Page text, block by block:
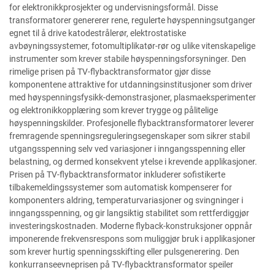
for elektronikkprosjekter og undervisningsformål. Disse
transformatorer genererer rene, regulerte høyspenningsutganger
egnet til å drive katodestrålerør, elektrostatiske
avbøyningssystemer, fotomultiplikatør-rør og ulike vitenskapelige
instrumenter som krever stabile høyspenningsforsyninger. Den
rimelige prisen på TV-flybacktransformator gjør disse
komponentene attraktive for utdanningsinstitusjoner som driver
med høyspenningsfysikk-demonstrasjoner, plasmaeksperimenter
og elektronikkopplæring som krever trygge og pålitelige
høyspenningskilder. Profesjonelle flybacktransformatorer leverer
fremragende spenningsreguleringsegenskaper som sikrer stabil
utgangsspenning selv ved variasjoner i inngangsspenning eller
belastning, og dermed konsekvent ytelse i krevende applikasjoner.
Prisen på TV-flybacktransformator inkluderer sofistikerte
tilbakemeldingssystemer som automatisk kompenserer for
komponenters aldring, temperaturvariasjoner og svingninger i
inngangsspenning, og gir langsiktig stabilitet som rettferdiggjør
investeringskostnaden. Moderne flyback-konstruksjoner oppnår
imponerende frekvensrespons som muliggjør bruk i applikasjoner
som krever hurtig spenningsskifting eller pulsgenerering. Den
konkurranseevneprisen på TV-flybacktransformator speiler